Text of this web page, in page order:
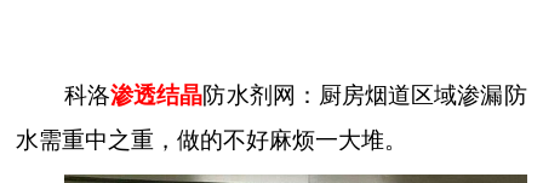
科洛渗透结晶防水剂网：厨房烟道区域渗漏防
水需重中之重，做的不好麻烦一大堆。